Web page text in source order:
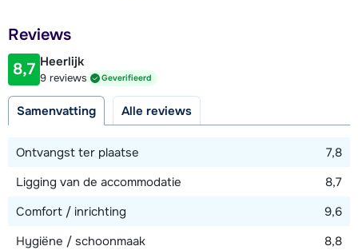
Groepen jongeren onder de 25 jaar zijn in de Riesneralm
chalets niet toegestaan.
1500 meter
Afstand tot piste
1500 meter
Reviews
8,7 Heerlijk
9 reviews Geverifieerd
Samenvatting Alle reviews
Ontvangst ter plaatse
7,8
Ligging van de accommodatie
8,7
Comfort / inrichting
9,6
Hygiëne / schoonmaak
8,8